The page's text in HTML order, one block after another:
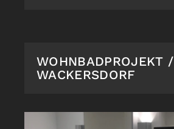
WOHNBADPROJEKT /
WACKERSDORF